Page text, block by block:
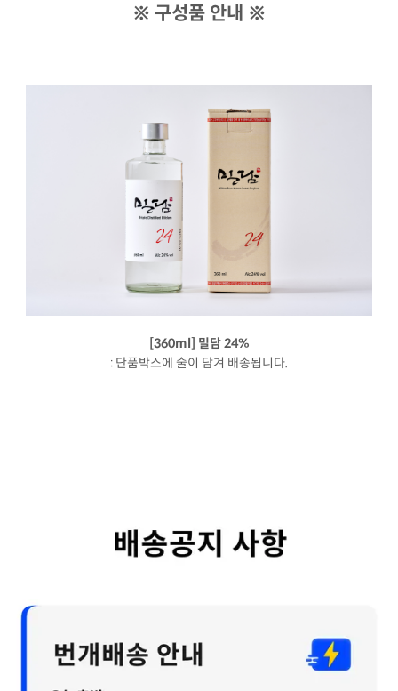
※ 구성품 안내 ※
[360ml] 밀담 24%
: 단품박스에 술이 담겨 배송됩니다.